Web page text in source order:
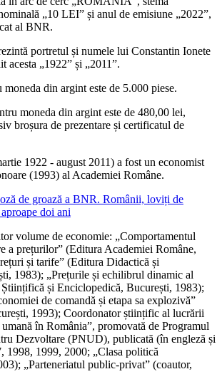
„10 LEI” și anul de emisiune „2022”,
al BNR.
portretul și numele lui Constantin Ionete
acesta „1922” și „2011”.
din argint este de 5.000 piese.
moneda din argint este de 480,00 lei,
broșura de prezentare și certificatul de
1922 - august 2011) a fost un economist
(1993) al Academiei Române.
de groază a BNR. Românii, loviți de
doi ani
volume de economie: „Comportamentul
a prețurilor” (Editura Academiei Române,
și tarife” (Editura Didactică și
1983); „Prețurile și echilibrul dinamic al
și Enciclopedică, București, 1983);
de comandă și etapa sa explozivă”
1993); Coordonator științific al lucrării
în România”, promovată de Programul
Dezvoltare (PNUD), publicată (în engleză și
1998, 1999, 2000; „Clasa politică
„Parteneriatul public-privat” (coautor,